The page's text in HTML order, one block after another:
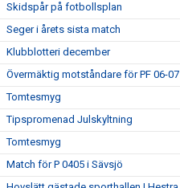
Skidspår på fotbollsplan
Seger i årets sista match
Klubblotteri december
Övermäktig motståndare för PF 06-07
Tomtesmyg
Tipspromenad Julskyltning
Tomtesmyg
Match för P 0405 i Sävsjö